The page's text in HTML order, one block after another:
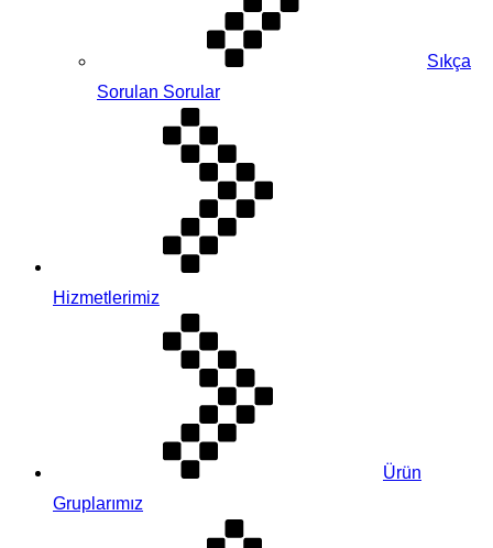
Sıkça
Sorulan Sorular
Hizmetlerimiz
Ürün
Gruplarımız